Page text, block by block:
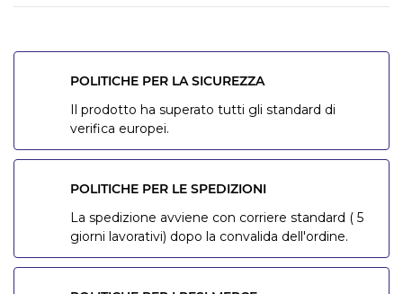
POLITICHE PER LA SICUREZZA
Il prodotto ha superato tutti gli standard di
verifica europei.
POLITICHE PER LE SPEDIZIONI
La spedizione avviene con corriere standard ( 5
giorni lavorativi) dopo la convalida dell'ordine.